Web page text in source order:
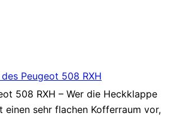
508 RXH – Wer die Heckklappe
sehr flachen Kofferraum vor,